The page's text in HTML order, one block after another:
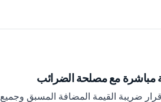
مباشرة مع مصلحة الضرائب
ضريبة القيمة المضافة المسبق وجميع